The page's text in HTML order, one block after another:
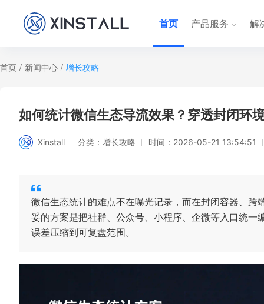
首页 产品服务 解
首页 / 新闻中心 / 增长攻略
如何统计微信生态导流效果？穿透封闭环
Xinstall 分类： 增长攻略 时间： 2026-05-21 13:54:51
微信生态统计的难点不在曝光记录，而在封闭容器、
妥的方案是把社群、公众号、小程序、企微等入口统
误差压缩到可复盘范围。